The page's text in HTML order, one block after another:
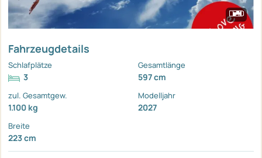
Fahrzeugdetails
Schlafplätze
3
Gesamtlänge
597 cm
zul. Gesamtgew.
1.100 kg
Modelljahr
2027
Breite
223 cm